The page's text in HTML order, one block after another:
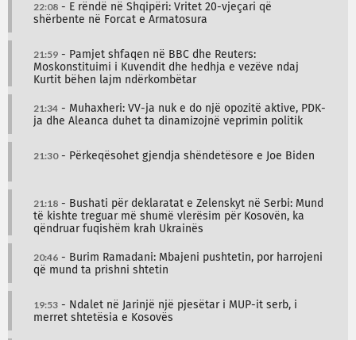
22:08 - E rëndë në Shqipëri: Vritet 20-vjeçari që
shërbente në Forcat e Armatosura
21:59 - Pamjet shfaqen në BBC dhe Reuters:
Moskonstituimi i Kuvendit dhe hedhja e vezëve ndaj
Kurtit bëhen lajm ndërkombëtar
21:34 - Muhaxheri: VV-ja nuk e do një opozitë aktive, PDK-
ja dhe Aleanca duhet ta dinamizojnë veprimin politik
21:30- Përkeqësohet gjendja shëndetësore e Joe Biden
21:18 - Bushati për deklaratat e Zelenskyt në Serbi: Mund
të kishte treguar më shumë vlerësim për Kosovën, ka
qëndruar fuqishëm krah Ukrainës
20:46 - Burim Ramadani: Mbajeni pushtetin, por harrojeni
që mund ta prishni shtetin
19:53 - Ndalet në Jarinjë një pjesëtar i MUP-it serb, i
merret shtetësia e Kosovës